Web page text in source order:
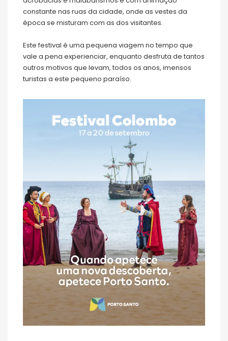
constante nas ruas da cidade, onde as vestes da
época se misturam com as dos visitantes.
Este festival é uma pequena viagem no tempo que
vale a pena experienciar, enquanto desfruta de tantos
outros motivos que levam, todos os anos, imensos
turistas a este pequeno paraíso.